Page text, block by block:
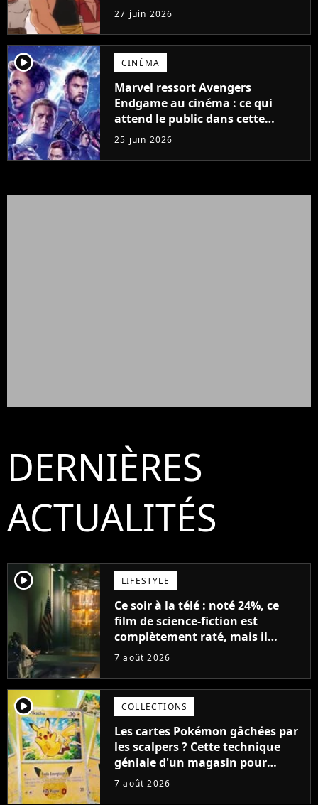
musée Grévin
27 juin 2026
player2 CINÉMA
Marvel ressort Avengers
Endgame au cinéma : ce qui
attend le public dans cette
version premium ultime
25 juin 2026
DERNIÈRES
ACTUALITÉS
player2 LIFESTYLE
Ce soir à la télé : noté 24%, ce
film de science-fiction est
complètement raté, mais il
aurait pu être encore pire à
7 août 2026
player2 COLLECTIONS
Les cartes Pokémon gâchées par
les scalpers ? Cette technique
géniale d'un magasin pour
ruiner les revendeurs
7 août 2026